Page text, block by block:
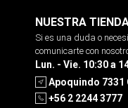
NUESTRA
Si es una duda o
comunicarte con
Lun. - Vie. 10:30 a
Apoquindo 7331
+56 2 2244 3777